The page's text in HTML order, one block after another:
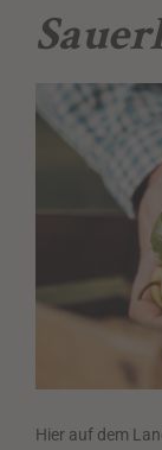
Hier auf dem